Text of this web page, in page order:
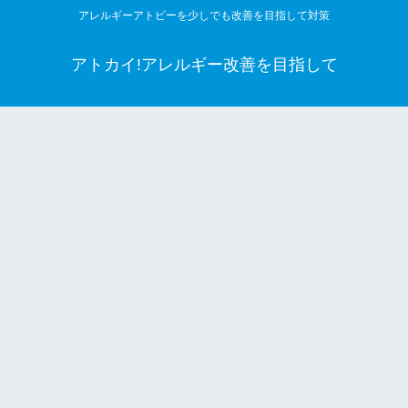
アレルギーアトピーを少しでも改善を目指して対策
アトカイ!アレルギー改善を目指して